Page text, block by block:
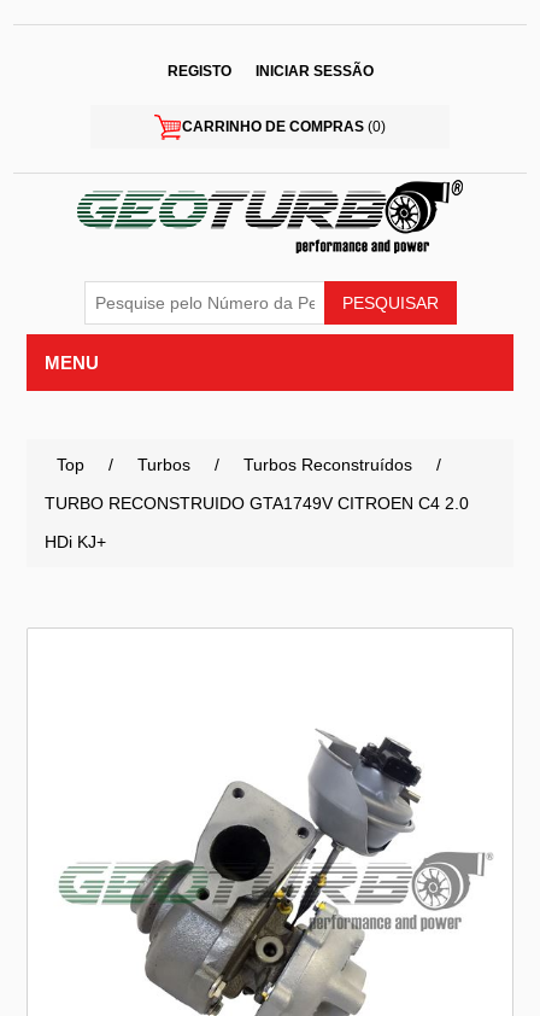
REGISTO INICIAR SESSÃO
CARRINHO DE COMPRAS (0)
MENU
Top / Turbos / Turbos Reconstruídos
/
TURBO RECONSTRUIDO GTA1749V CITROEN C4 2.0
HDi KJ+